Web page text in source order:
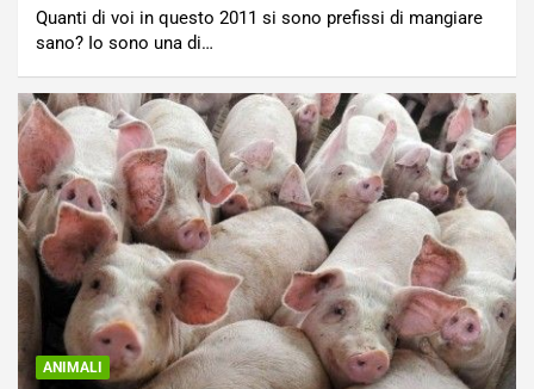
Quanti di voi in questo 2011 si sono prefissi di mangiare
sano? Io sono una di…
ANIMALI